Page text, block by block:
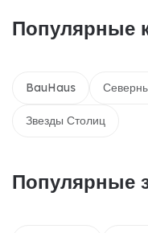
Популярные
BauHaus
Звезды Столиц
Популярные